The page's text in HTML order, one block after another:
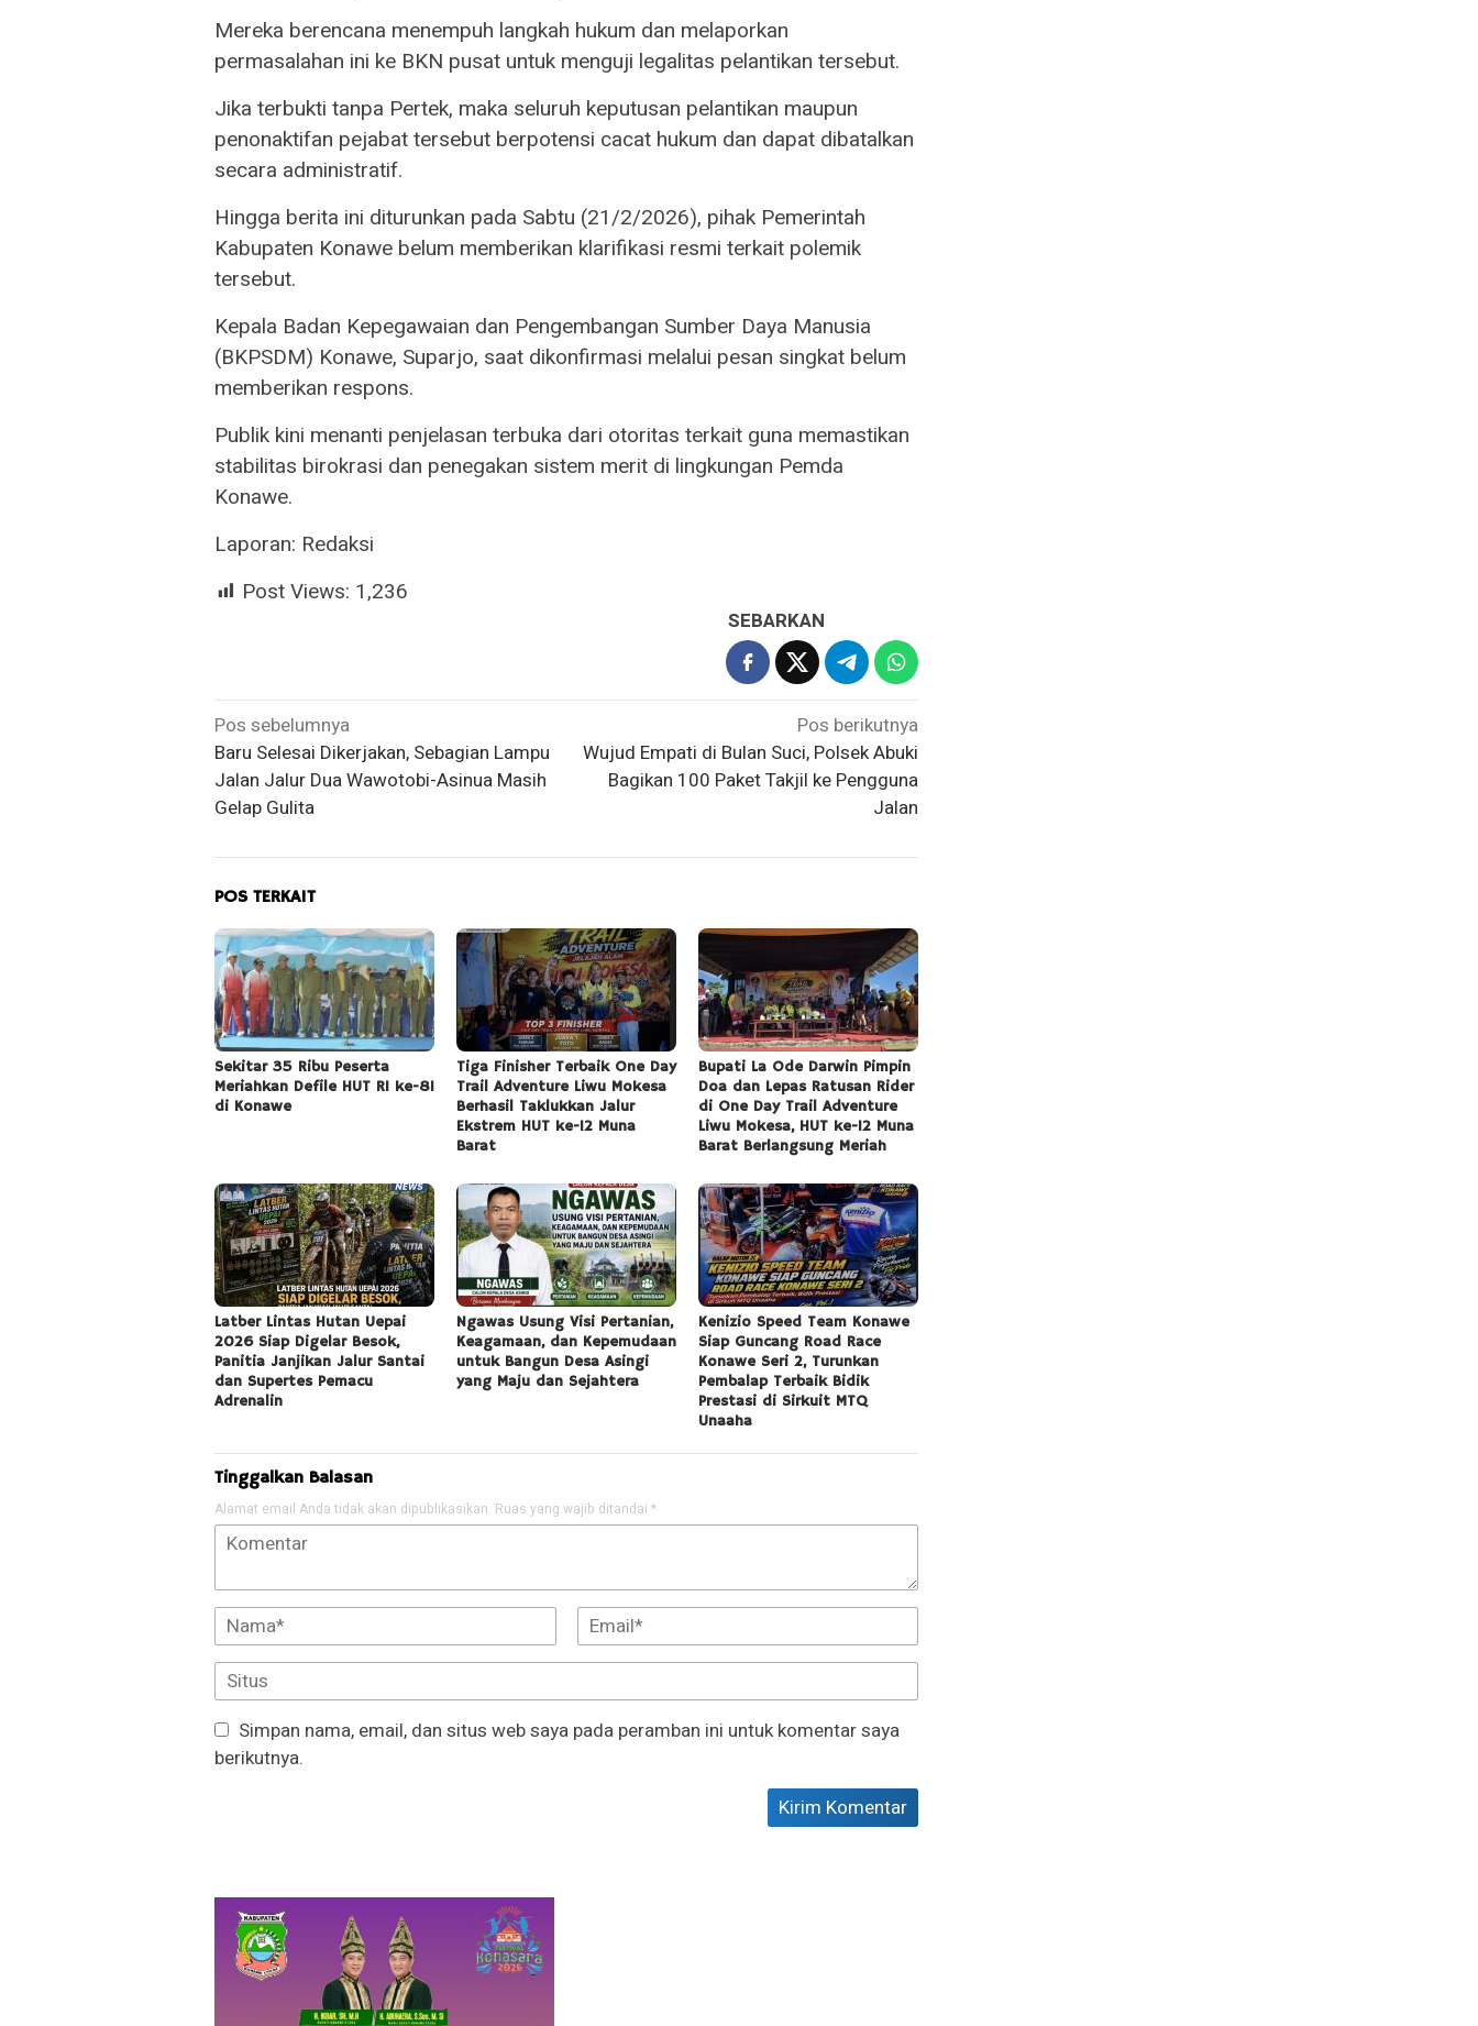
Mereka berencana menempuh langkah hukum dan melaporkan
permasalahan ini ke BKN pusat untuk menguji legalitas pelantikan tersebut.
Jika terbukti tanpa Pertek, maka seluruh keputusan pelantikan maupun
penonaktifan pejabat tersebut berpotensi cacat hukum dan dapat dibatalkan
secara administratif.
​Hingga berita ini diturunkan pada Sabtu (21/2/2026), pihak Pemerintah
Kabupaten Konawe belum memberikan klarifikasi resmi terkait polemik
tersebut.
Kepala Badan Kepegawaian dan Pengembangan Sumber Daya Manusia
(BKPSDM) Konawe, Suparjo, saat dikonfirmasi melalui pesan singkat belum
memberikan respons.
Publik kini menanti penjelasan terbuka dari otoritas terkait guna memastikan
stabilitas birokrasi dan penegakan sistem merit di lingkungan Pemda
Konawe.
​Laporan: Redaksi
Post Views: 1,236
SEBARKAN
Navigasi
pos
Pos sebelumnya
Baru Selesai Dikerjakan, Sebagian Lampu
Jalan Jalur Dua Wawotobi-Asinua Masih
Gelap Gulita
Pos berikutnya
Wujud Empati di Bulan Suci, Polsek Abuki
Bagikan 100 Paket Takjil ke Pengguna
Jalan
POS TERKAIT
Sekitar 35 Ribu Peserta
Meriahkan Defile HUT RI ke-81
di Konawe
Tiga Finisher Terbaik One Day
Trail Adventure Liwu Mokesa
Berhasil Taklukkan Jalur
Ekstrem HUT ke-12 Muna
Barat
Bupati La Ode Darwin Pimpin
Doa dan Lepas Ratusan Rider
di One Day Trail Adventure
Liwu Mokesa, HUT ke-12 Muna
Barat Berlangsung Meriah
Latber Lintas Hutan Uepai
2026 Siap Digelar Besok,
Panitia Janjikan Jalur Santai
dan Supertes Pemacu
Adrenalin
Ngawas Usung Visi Pertanian,
Keagamaan, dan Kepemudaan
untuk Bangun Desa Asingi
yang Maju dan Sejahtera
Kenizio Speed Team Konawe
Siap Guncang Road Race
Konawe Seri 2, Turunkan
Pembalap Terbaik Bidik
Prestasi di Sirkuit MTQ
Unaaha
Tinggalkan Balasan
Alamat email Anda tidak akan dipublikasikan. Ruas yang wajib ditandai *
Simpan nama, email, dan situs web saya pada peramban ini untuk komentar saya
berikutnya.